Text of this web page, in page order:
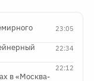
23:05
22:34
22:12
в «Москва-